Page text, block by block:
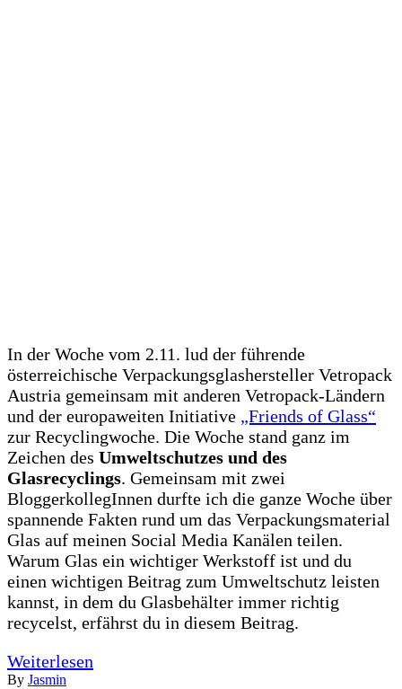
In der Woche vom 2.11. lud der führende
österreichische Verpackungsglashersteller Vetropack
Austria gemeinsam mit anderen Vetropack-Ländern
und der europaweiten Initiative „Friends of Glass“
zur Recyclingwoche. Die Woche stand ganz im
Zeichen des Umweltschutzes und des
Glasrecyclings. Gemeinsam mit zwei
BloggerkollegInnen durfte ich die ganze Woche über
spannende Fakten rund um das Verpackungsmaterial
Glas auf meinen Social Media Kanälen teilen.
Warum Glas ein wichtiger Werkstoff ist und du
einen wichtigen Beitrag zum Umweltschutz leisten
kannst, in dem du Glasbehälter immer richtig
recycelst, erfährst du in diesem Beitrag.
Weiterlesen
By Jasmin